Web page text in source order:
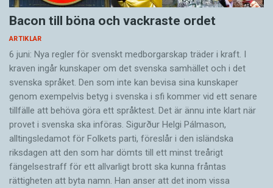
Bacon till böna och vackraste ordet
ARTIKLAR
6 juni: Nya regler för svenskt medborgarskap träder i kraft. I
kraven ingår kunskaper om det svenska samhället och i det
svenska språket. Den som inte kan bevisa sina kunskaper
genom exempelvis betyg i svenska i sfi kommer vid ett senare
tillfälle att behöva göra ett språktest. Det är ännu inte klart när
provet i svenska ska införas. Sigurður Helgi Pálmason,
alltingsledamot för Folkets parti, föreslår i den isländska
riksdagen att den som har dömts till ett minst treårigt
fängelsestraff för ett allvarligt brott ska kunna fråntas
rättigheten att byta namn. Han anser att det inom vissa